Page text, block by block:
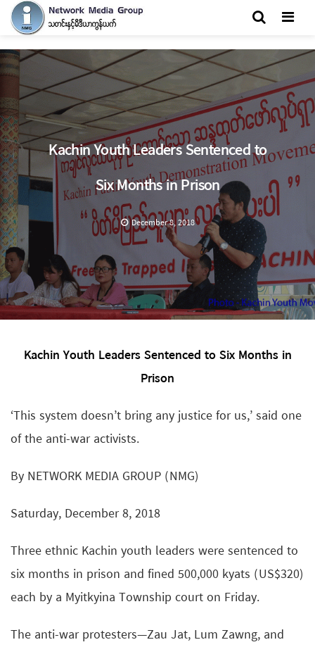
Kachin Youth Leaders Sentenced to
Six Months in Prison
December 8, 2018
Kachin Youth Leaders Sentenced to Six Months in
Prison
‘This system doesn’t bring any justice for us,’ said one
of the anti-war activists.
By NETWORK MEDIA GROUP (NMG)
Saturday, December 8, 2018
Three ethnic Kachin youth leaders were sentenced to
six months in prison and fined 500,000 kyats (US$320)
each by a Myitkyina Township court on Friday.
The anti-war protesters—Zau Jat, Lum Zawng, and